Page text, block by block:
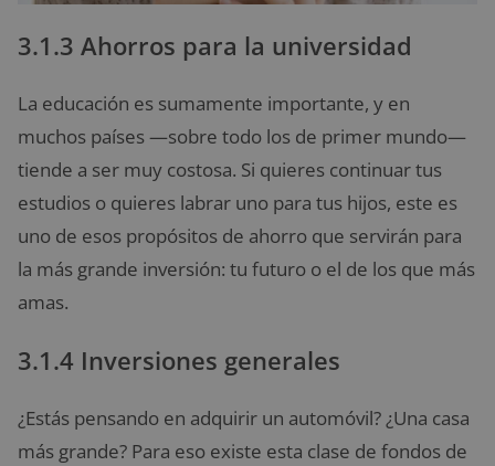
3.1.3 Ahorros para la universidad
La educación es sumamente importante, y en
muchos países —sobre todo los de primer mundo—
tiende a ser muy costosa. Si quieres continuar tus
estudios o quieres labrar uno para tus hijos, este es
uno de esos propósitos de ahorro que servirán para
la más grande inversión: tu futuro o el de los que más
amas.
3.1.4 Inversiones generales
¿Estás pensando en adquirir un automóvil? ¿Una casa
más grande? Para eso existe esta clase de fondos de